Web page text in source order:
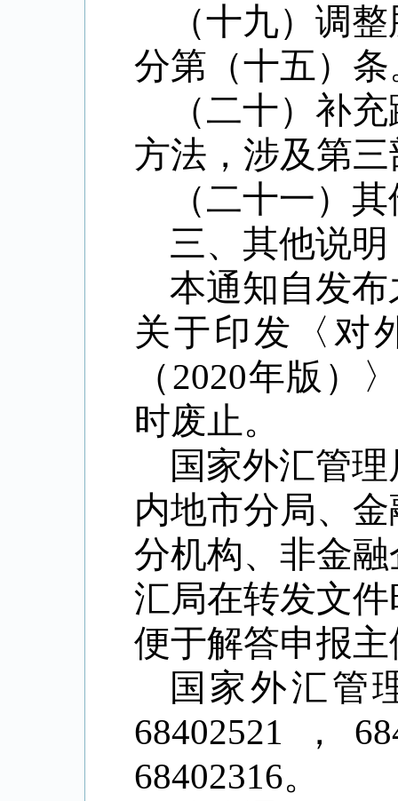
（十九）调
分第（十五）条
（二十）补
方法，涉及第
（二十一）
三、其他说明
本通知自发
关于印发
〈 对
（2020年版）
时废止。
国家外汇管
内地市分局、
分机构、非金
汇局在转发文
便于解答申报
国家外汇管
68402521 ，
68402316。